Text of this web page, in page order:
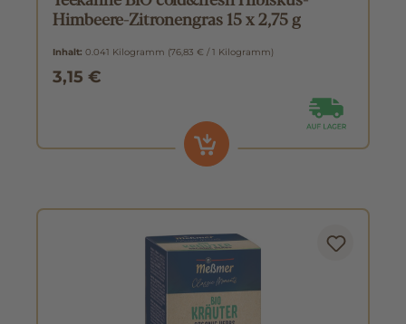
Himbeere-Zitronengras 15 x 2,75 g
Inhalt: 0.041 Kilogramm (76,83 € / 1 Kilogramm)
3,15 €